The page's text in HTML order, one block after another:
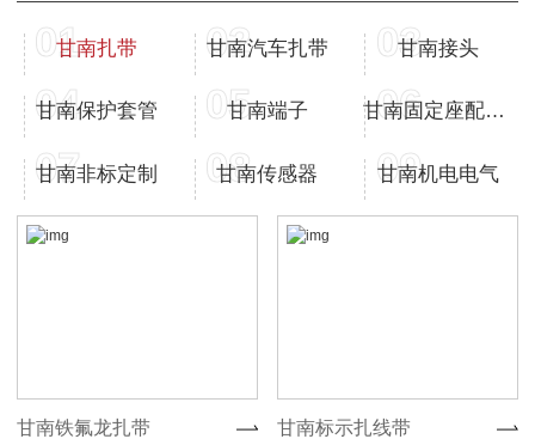
01甘南扎带 02
甘南汽车扎带 03甘南接头
04
甘南保护套管 05甘南端子 06 甘南固定座配线槽
07
甘南非标定制 08
甘南传感器 09
甘南机电电气
甘南铁氟龙扎带 甘南标示扎线带